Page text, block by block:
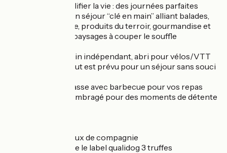
Et pour vous simplifier la vie : des journées parfaites
proposées pour un séjour “clé en main” alliant balades,
nature, découverte, produits du terroir, gourmandise et
détente dans des paysages à couper le souffle
Parking privé, jardin indépendant, abri pour vélos/VTT
et local à skis — tout est prévu pour un séjour sans souci
Profitez de la terrasse avec barbecue pour vos repas
d’été et du jardin ombragé pour des moments de détente
Accueil des animaux de compagnie
Notre gîte possède le label qualidog 3 truffes